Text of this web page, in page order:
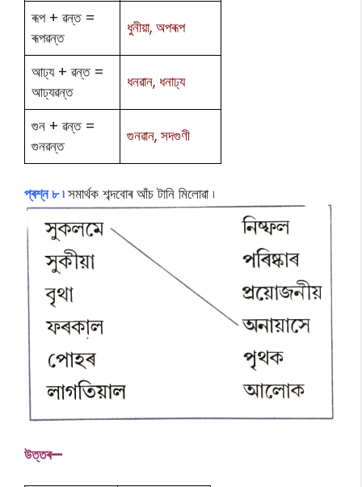
ৰূপ + ৱন্ত =
ৰূপৱন্ত
ধুনীয়া, অপৰূপ
আঢ্য + ৱন্ত =
আঢ্যৱন্ত
ধনৱান, ধনাঢ্য
গুন + ৱন্ত =
গুনৱন্ত
গুনৱান, সদগুণী
প্ৰশ্ন ৮ ৷সমাৰ্থক শব্দবোৰ আঁচ টানি মিলোৱা ৷
উত্তৰ—